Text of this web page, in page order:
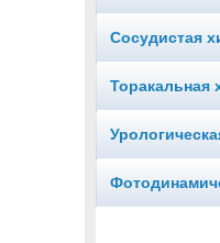
Сосудистая
Торакальная